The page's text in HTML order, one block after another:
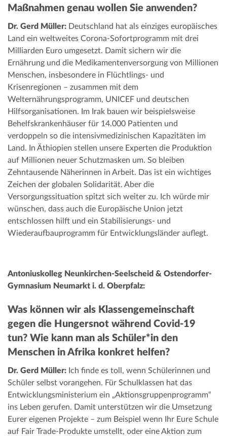
Maßnahmen genau wollen Sie anwenden?
Dr. Gerd Müller: Deutschland hat als einziges europäisches
Land ein weltweites Corona-Sofortprogramm mit drei
Milliarden Euro umgesetzt. Damit sichern wir die
Ernährung und die Medikamentenversorgung von Millionen
Menschen, insbesondere in Flüchtlings- und
Krisenregionen – zusammen mit dem
Welternährungsprogramm, UNICEF und deutschen
Hilfsorganisationen. Im Irak bauen wir beispielsweise
Behelfskrankenhäuser für 14.000 Patienten und
verdoppeln so die intensivmedizinischen Kapazitäten im
Land. In Äthiopien stellen unsere Experten die Produktion
auf Millionen neuer Schutzmasken um. So bleiben
Zehntausende Näherinnen in Arbeit. Das ist ein wichtiges
Zeichen der globalen Solidarität. Aber die
Versorgungssituation spitzt sich weiter zu. Ich würde mir
wünschen, dass auch die Europäische Union jetzt
entschlossen hilft und ein Stabilisierungs- und
Wiederaufbauprogramm für Entwicklungsländer auflegt.
Antoniuskolleg Neunkirchen-Seelscheid & Ostendorfer-
Gymnasium Neumarkt i. d. Oberpfalz:
Was können wir als Klassengemeinschaft
gegen die Hungersnot während Covid-19
tun? Wie kann man als Schüler*in den
Menschen in Afrika konkret helfen?
Dr. Gerd Müller: Ich finde es toll, wenn Schülerinnen und
Schüler selbst vorangehen. Für Schulklassen hat das
Entwicklungsministerium ein „Aktionsgruppenprogramm“
ins Leben gerufen. Damit unterstützen wir die Umsetzung
Eurer eigenen Projekte – zum Beispiel wenn Ihr Eure Schule
auf Fair Trade-Produkte umstellt, oder eine Aktion zum